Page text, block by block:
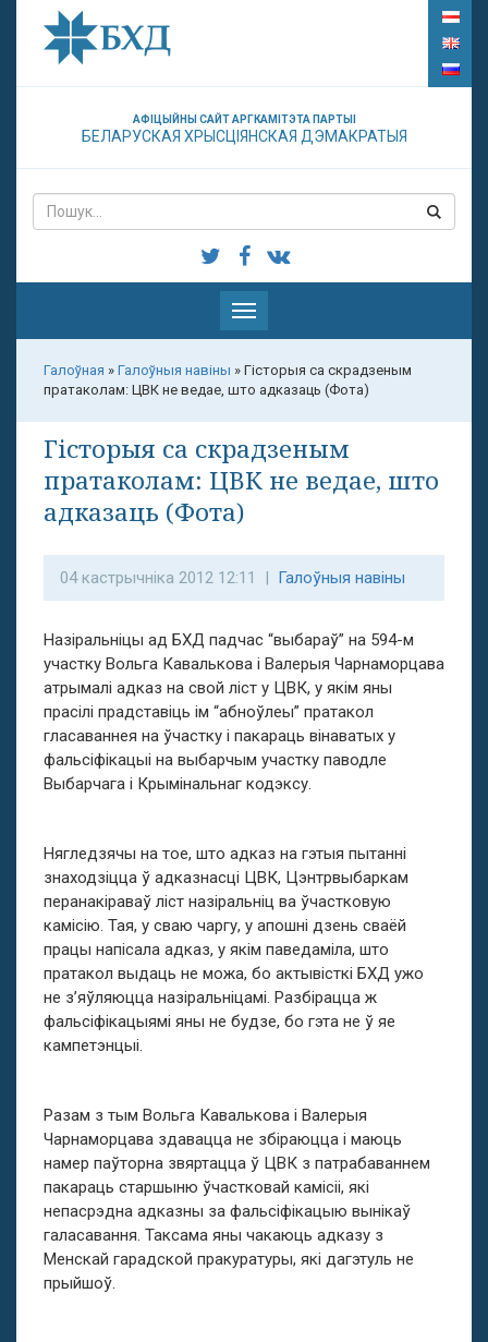
АФІЦЫЙНЫ САЙТ АРГКАМІТЭТА ПАРТЫІ
БЕЛАРУСКАЯ ХРЫСЦІЯНСКАЯ ДЭМАКРАТЫЯ
Паказаць
меню
Галоўная » Галоўныя навіны » Гісторыя са скрадзеным
пратаколам: ЦВК не ведае, што адказаць (Фота)
Гісторыя са скрадзеным
пратаколам: ЦВК не ведае, што
адказаць (Фота)
04 кастрычніка 2012 12:11 | Галоўныя навіны
Назіральніцы ад БХД падчас “выбараў” на 594-м
участку Вольга Кавалькова і Валерыя Чарнаморцава
атрымалі адказ на свой ліст у ЦВК, у якім яны
прасілі прадставіць ім “абноўлеы” пратакол
гласаваннея на ўчастку і пакараць вінаватых у
фальсіфікацыі на выбарчым участку паводле
Выбарчага і Крымінальнаг кодэксу.
Нягледзячы на тое, што адказ на гэтыя пытанні
знаходзіцца ў адказнасці ЦВК, Цэнтрвыбаркам
перанакіраваў ліст назіральніц ва ўчастковую
камісію. Тая, у сваю чаргу, у апошні дзень сваёй
працы напісала адказ, у якім паведаміла, што
пратакол выдаць не можа, бо актывісткі БХД ужо
не з’яўляюцца назіральніцамі. Разбірацца ж
фальсіфікацыямі яны не будзе, бо гэта не ў яе
кампетэнцыі.
Разам з тым Вольга Кавалькова і Валерыя
Чарнаморцава здавацца не збіраюцца і маюць
намер паўторна звяртацца ў ЦВК з патрабаваннем
пакараць старшыню ўчастковай камісіі, які
непасрэдна адказны за фальсіфікацыю вынікаў
галасавання. Таксама яны чакаюць адказу з
Менскай гарадской пракуратуры, які дагэтуль не
прыйшоў.